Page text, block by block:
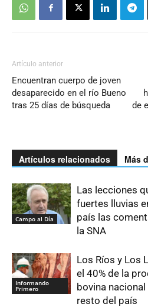
Artículo anterior
Encuentran cuerpo de joven
desaparecido en el río Bueno
tras 25 días de búsqueda
de
Artículos relacionados Más
Campo al Día
Las lecciones
fuertes lluvias
país las
la SNA
Informando
Primero
Los Ríos y Los
el 40% de la
bovina
resto del país